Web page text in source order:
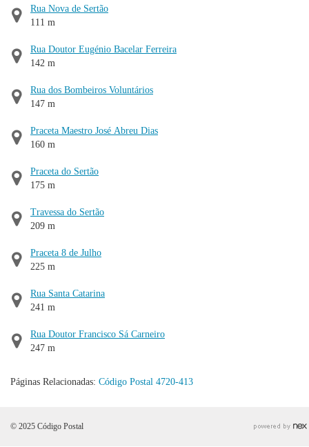
Rua Nova de Sertão
111 m
Rua Doutor Eugénio Bacelar Ferreira
142 m
Rua dos Bombeiros Voluntários
147 m
Praceta Maestro José Abreu Dias
160 m
Praceta do Sertão
175 m
Travessa do Sertão
209 m
Praceta 8 de Julho
225 m
Rua Santa Catarina
241 m
Rua Doutor Francisco Sá Carneiro
247 m
Páginas Relacionadas: Código Postal 4720-413
© 2025 Código Postal